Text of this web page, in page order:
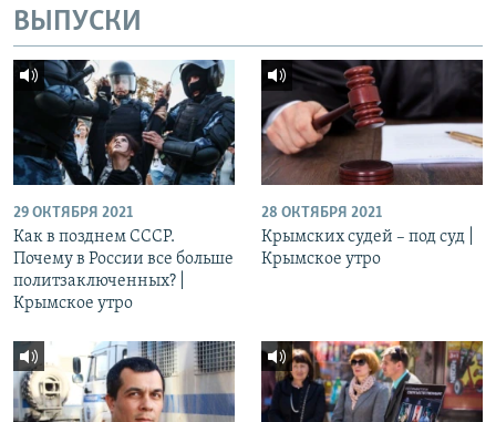
ВЫПУСКИ
29 ОКТЯБРЯ 2021
Как в позднем СССР.
Почему в России все больше
политзаключенных? |
Крымское утро
28 ОКТЯБРЯ 2021
Крымских судей – под суд |
Крымское утро